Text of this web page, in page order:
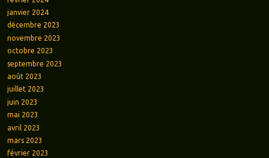
janvier 2024
décembre 2023
novembre 2023
octobre 2023
septembre 2023
août 2023
juillet 2023
juin 2023
mai 2023
avril 2023
mars 2023
février 2023